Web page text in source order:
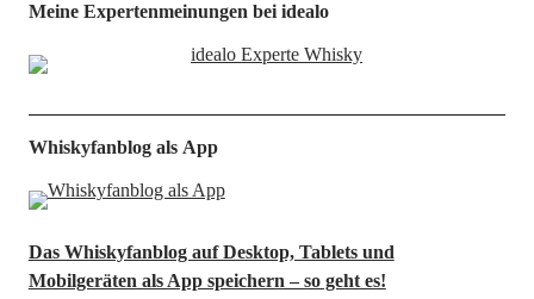
Meine Expertenmeinungen bei idealo
Whiskyfanblog als App
Das Whiskyfanblog auf Desktop, Tablets und
Mobilgeräten als App speichern – so geht es!